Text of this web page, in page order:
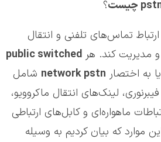
چیست؟
تماس‌های تلفنی و انتقال
و مدیریت کند. هر public switched
یا به اختصار network pstn شامل
لینک‌های انتقال ماکروویو،
ماهواره‌ای و کابل‌های ارتباطی
موارد که بیان کردیم به وسیله